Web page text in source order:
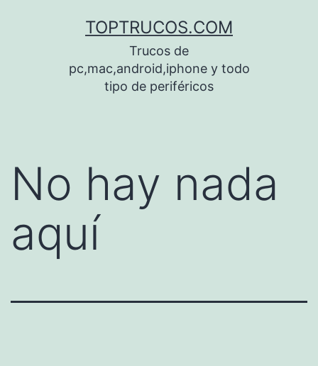
TOPTRUCOS.COM
Trucos de
pc,mac,android,iphone y todo
tipo de periféricos
No hay nada
aquí